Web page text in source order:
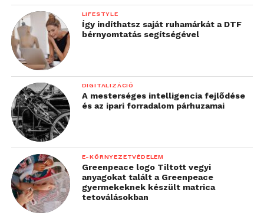
LIFESTYLE
Így indíthatsz saját ruhamárkát a DTF
bérnyomtatás segítségével
DIGITALIZÁCIÓ
A mesterséges intelligencia fejlődése
és az ipari forradalom párhuzamai
E-KÖRNYEZETVÉDELEM
Greenpeace logo Tiltott vegyi
anyagokat talált a Greenpeace
gyermekeknek készült matrica
tetoválásokban